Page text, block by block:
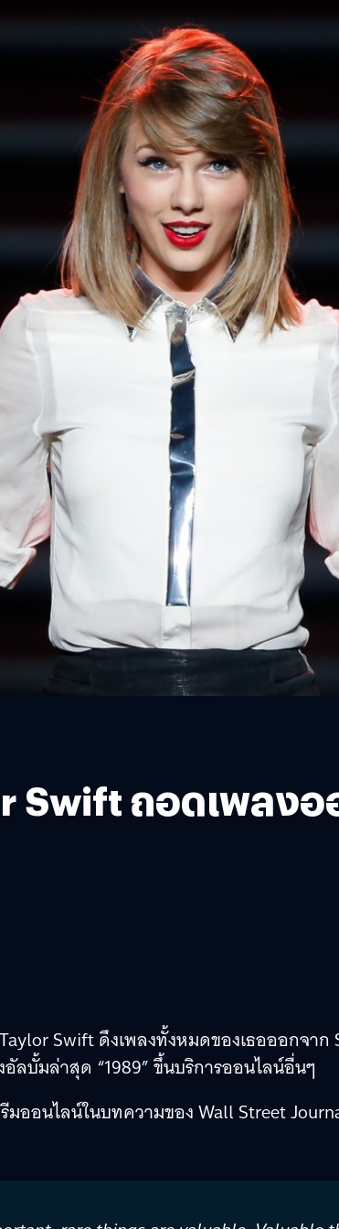
Swift ถอดเพลง
Swift ดึงเพลงทั้งหมดของเธอออกจา
ลบั้มล่าสุด “1989” ขึ้นบริการออนไลน์อื่นๆ
ออนไลน์ในบทความของ Wall Street